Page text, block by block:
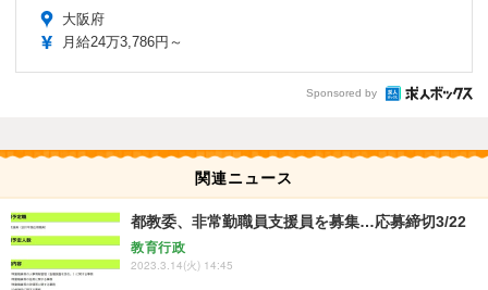
大阪府
月給24万3,786円～
Sponsored by
関連ニュース
都教委、非常勤職員支援員を募集…応募締切3/22
教育行政
2023.3.14(火) 14:45